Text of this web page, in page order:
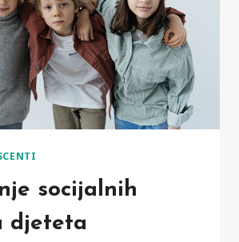
socijalnih
djeteta